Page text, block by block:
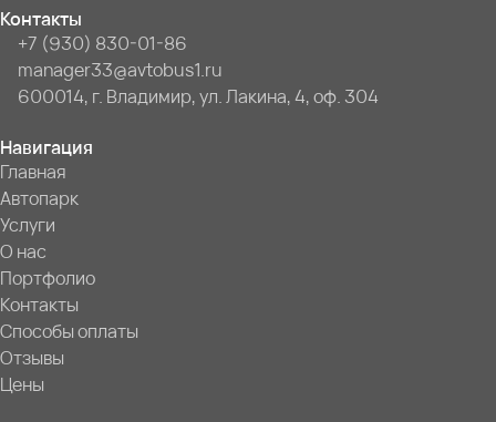
Контакты
+7 (930) 830-01-86
manager33@avtobus1.ru
600014, г. Владимир, ул. Лакина, 4, оф. 304
Навигация
Главная
Автопарк
Услуги
О нас
Портфолио
Контакты
Способы оплаты
Отзывы
Цены